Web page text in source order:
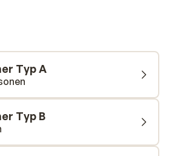
Familienhotel
aufwärmen oder auf der
genießen.
Typ A
Typ B